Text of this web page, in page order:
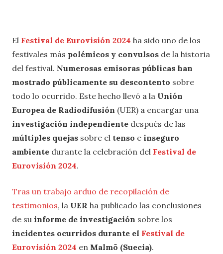
El Festival de Eurovisión 2024 ha sido uno de los
festivales más polémicos y convulsos de la historia
del festival. Numerosas emisoras públicas han
mostrado públicamente su descontento sobre
todo lo ocurrido. Este hecho llevó a la Unión
Europea de Radiodifusión (UER) a encargar una
investigación independiente después de las
múltiples quejas sobre el tenso e inseguro
ambiente durante la celebración del Festival de
Eurovisión 2024.
Tras un trabajo arduo de recopilación de
testimonios, la UER ha publicado las conclusiones
de su informe de investigación sobre los
incidentes ocurridos durante el Festival de
Eurovisión 2024 en Malmö (Suecia).